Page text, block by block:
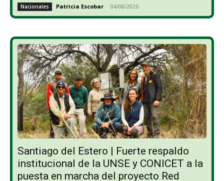
Nacionales Patricia Escobar - 04/08/2026
Santiago del Estero | Fuerte respaldo
institucional de la UNSE y CONICET a la
puesta en marcha del proyecto Red